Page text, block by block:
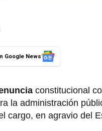
Google News
constitucional
la administración
cargo, en agravio del